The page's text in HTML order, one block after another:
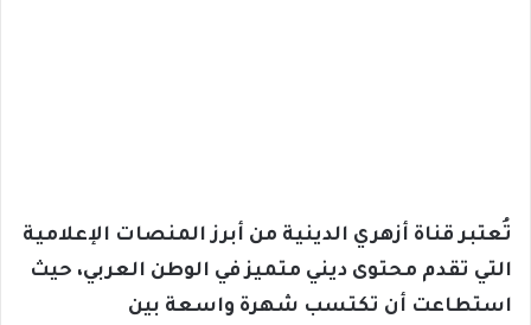
تُعتبر قناة أزهري الدينية من أبرز المنصات الإعلامية
التي تقدم محتوى ديني متميز في الوطن العربي، حيث
استطاعت أن تكتسب شهرة واسعة بين